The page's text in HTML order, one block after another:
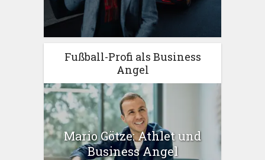
Fußball-Profi als Business
Angel
Mario Götze: Athlet und
Business Angel